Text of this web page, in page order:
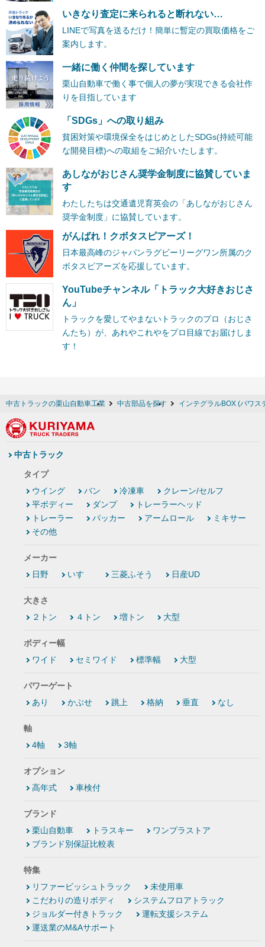
いきなり査定に来られると断れない…
LINEで写真を送るだけ！簡単に暫定の買取価格をご
案内します。
一緒に働く仲間を探しています
栗山自動車で働く事で個人の夢が実現できる会社作
りを目指しています
「SDGs」への取り組み
貧困対策や環境保全をはじめとしたSDGs(持続可能
な開発目標)への取組をご紹介いたします。
あしながおじさん奨学金制度に協賛していま
す
わたしたちは交通遺児育英会の「あしながおじさん
奨学金制度」に協賛しています。
がんばれ！クボタスピアーズ！
日本最高峰のジャパンラグビーリーグワン所属のク
ボタスピアーズを応援しています。
YouTubeチャンネル「トラック大好きおじさ
ん」
トラックを愛してやまないトラックのプロ（おじさ
んたち）が、あれやこれやをプロ目線でお届けしま
す！
中古トラックの栗山自動車工業 中古部品を探す インテグラルBOX (パワ
中古トラック
タイプ
ウイング
バン 冷凍車
クレーン/セルフ
平ボディー
ダンプ
トレーラーヘッド
トレーラー
パッカー アームロール
ミキサー
その他
メーカー
日野
いすゞ 三菱ふそう 日産UD
大きさ
２トン
４トン 増トン 大型
ボディー幅
ワイド
セミワイド 標準幅 大型
パワーゲート
あり
かぶせ 跳上 格納 垂直 なし
軸
4軸
3軸
オプション
高年式
車検付
ブランド
栗山自動車
トラスキー
ワンプラストア
ブランド別保証比較表
特集
リファービッシュトラック
未使用車
こだわりの造りボディ
システムフロアトラック
ジョルダー付きトラック
運転支援システム
運送業のM&Aサポート